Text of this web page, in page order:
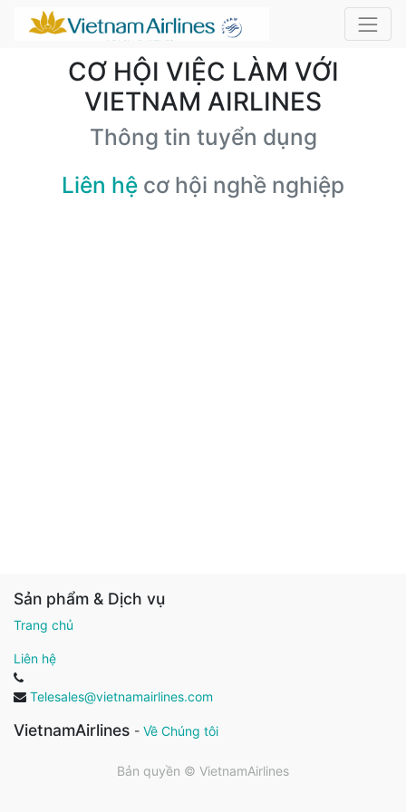
CƠ HỘI VIỆC LÀM VỚI
VIETNAM AIRLINES
Thông tin tuyển dụng
Liên hệ cơ hội nghề nghiệp
Sản phẩm & Dịch vụ
Trang chủ
Liên hệ
Telesales@vietnamairlines.com
VietnamAirlines - Về Chúng tôi
Bản quyền © VietnamAirlines